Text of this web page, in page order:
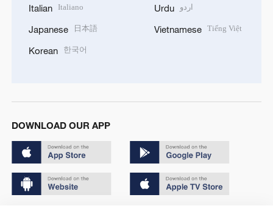
Italian Italiano
Japanese 日本語
Korean 한국어
Urdu اردو
Vietnamese Tiếng Việt
DOWNLOAD OUR APP